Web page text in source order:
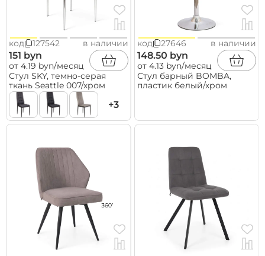
код 127542 в наличии
151 byn
от 4.19 byn/месяц
Стул SKY, темно-серая
ткань Seattle 007/хром
+3
код 27646 в наличии
148.50 byn
от 4.13 byn/месяц
Стул барный BOMBA,
пластик белый/хром